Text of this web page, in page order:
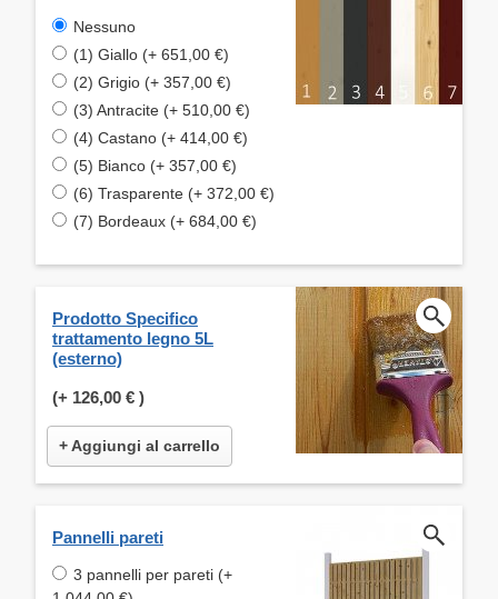
Nessuno
(1) Giallo (+ 651,00 €)
(2) Grigio (+ 357,00 €)
(3) Antracite (+ 510,00 €)
(4) Castano (+ 414,00 €)
(5) Bianco (+ 357,00 €)
(6) Trasparente (+ 372,00 €)
(7) Bordeaux (+ 684,00 €)
Prodotto Specifico
trattamento legno 5L
(esterno)
(+ 126,00 € )
+ Aggiungi al carrello
Pannelli pareti
3 pannelli per pareti (+